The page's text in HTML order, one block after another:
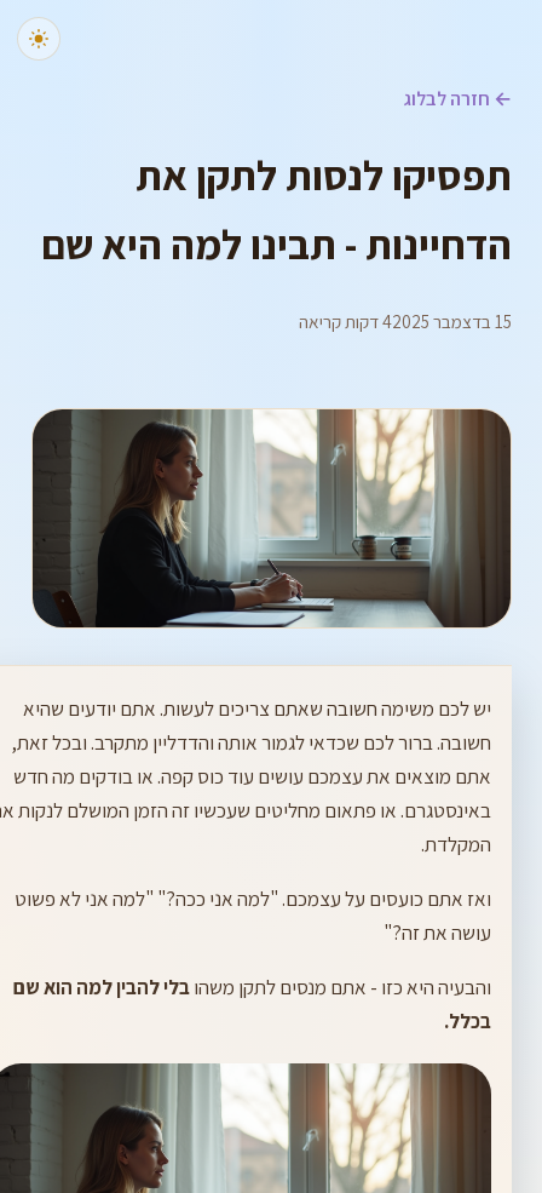
← חזרה לבלוג
תפסיקו לנסות לתקן את
הדחיינות - תבינו למה היא שם
15 בדצמבר 2025 4 דקות קריאה
יש לכם משימה חשובה שאתם צריכים לעשות. אתם יודעים שהיא
חשובה. ברור לכם שכדאי לגמור אותה והדדליין מתקרב. ובכל זאת,
אתם מוצאים את עצמכם עושים עוד כוס קפה. או בודקים מה חדש
באינסטגרם. או פתאום מחליטים שעכשיו זה הזמן המושלם לנקות
המקלדת.
ואז אתם כועסים על עצמכם. "למה אני ככה?" "למה אני לא פשוט
עושה את זה?"
והבעיה היא כזו - אתם מנסים לתקן משהובלי להבין למה הוא שם
בכלל.